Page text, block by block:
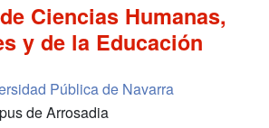
Ciencias Humanas,
y de la Educación
Pública de Navarra
de Arrosadia